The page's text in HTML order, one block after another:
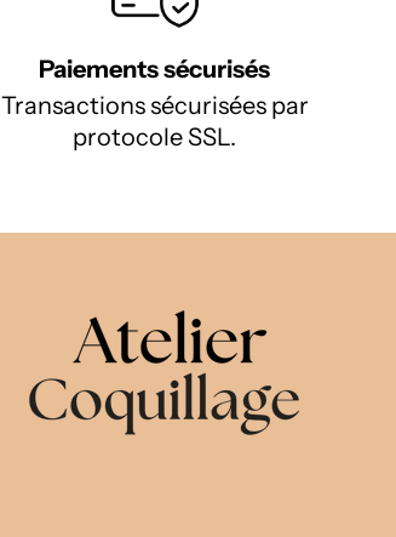
Paiements sécurisés
Transactions sécurisées par
protocole SSL.